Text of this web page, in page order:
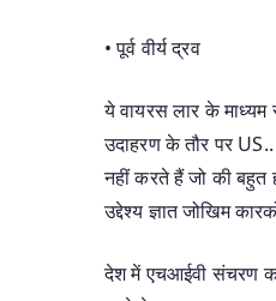
• पूर्व वीर्य द्रव
ये वायरस लार के
उदाहरण के तौर पर
नहीं करते हैं जो की
उद्देश्य ज्ञात जोखिम
देश में एचआईवी संचरण